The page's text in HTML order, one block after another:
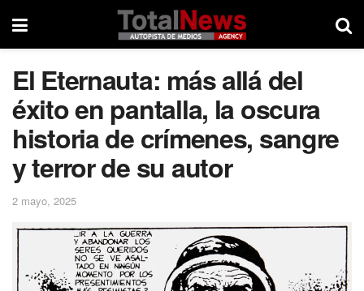
El Eternauta: más allá del
éxito en pantalla, la oscura
historia de crímenes, sangre
y terror de su autor
2 mayo, 2025